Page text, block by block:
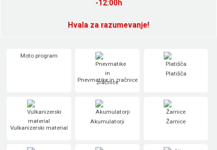
-12:00h
Hvala za razumevanje!
Moto program
Pnevmatike in zračnice
Platišča
Vulkanizerski material
Akumulatorji Žarnice